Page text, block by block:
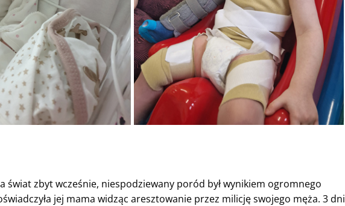
świat zbyt wcześnie, niespodziewany poród był wynikiem ogromnego
jej mama widząc aresztowanie przez milicję swojego męża. 3 dni